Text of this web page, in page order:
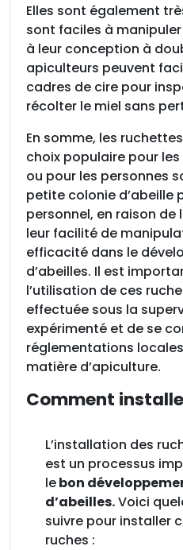
Elles sont également
sont faciles à
à leur conception à
apiculteurs peuvent
cadres de cire pour
récolter le miel sans
En somme, les
choix populaire pour
ou pour les personnes
petite colonie d’abeille
personnel, en raison
leur facilité de
efficacité dans le
d’abeilles. Il est
l’utilisation de ces
effectuée sous la
expérimenté et de se
réglementations
matière d’apiculture.
Comment
L’installation des
est un processus
lebon
d’abeilles.Voici
suivre pour installer
ruches :